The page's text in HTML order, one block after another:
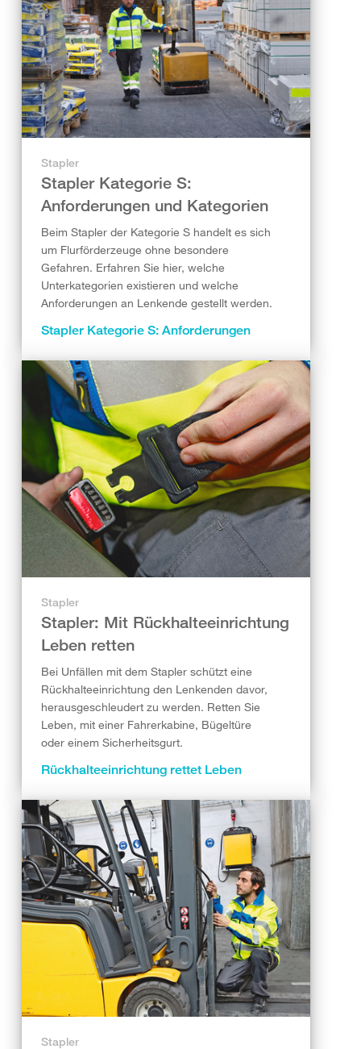
Stapler
Stapler Kategorie S:
Anforderungen und Kategorien
Beim Stapler der Kategorie S handelt es sich
um Flurförderzeuge ohne besondere
Gefahren. Erfahren Sie hier, welche
Unterkategorien existieren und welche
Anforderungen an Lenkende gestellt werden.
Stapler Kategorie S: Anforderungen
Stapler
Stapler: Mit Rückhalteeinrichtung
Leben retten
Bei Unfällen mit dem Stapler schützt eine
Rückhalteeinrichtung den Lenkenden davor,
herausgeschleudert zu werden. Retten Sie
Leben, mit einer Fahrerkabine, Bügeltüre
oder einem Sicherheitsgurt.
Rückhalteeinrichtung rettet Leben
Stapler